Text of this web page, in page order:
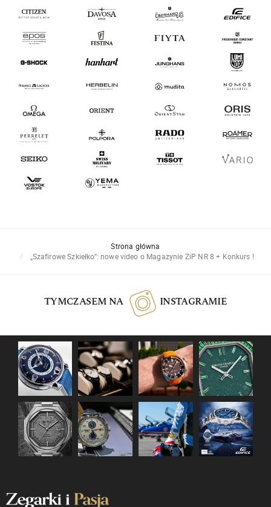
Strona główna
„Szafirowe Szkiełko”: nowe video o Magazynie ZiP NR 8 + Konkurs !
TYMCZASEM NA INSTAGRAMIE